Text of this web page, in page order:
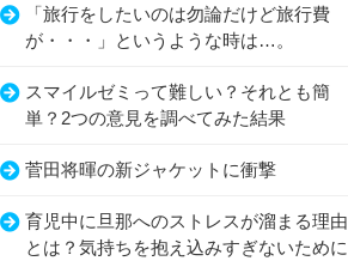
「旅行をしたいのは勿論だけど旅行費
が・・・」というような時は…。
スマイルゼミって難しい？それとも簡
単？2つの意見を調べてみた結果
菅田将暉の新ジャケットに衝撃
育児中に旦那へのストレスが溜まる理由
とは？気持ちを抱え込みすぎないために